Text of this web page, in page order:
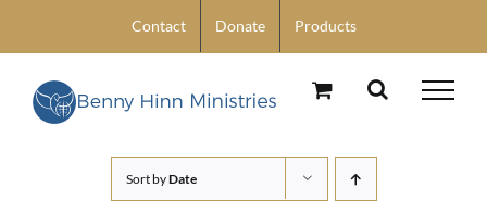
content
Contact Donate Products
Sort byDate